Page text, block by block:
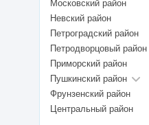
Московский район
Невский район
Петроградский район
Петродворцовый район
Приморский район
Пушкинский район
Фрунзенский район
Центральный район